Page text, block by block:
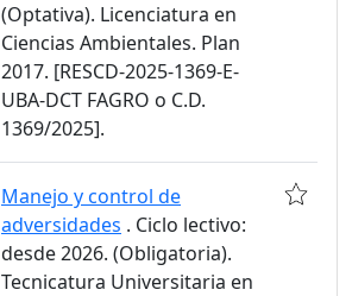
(Optativa). Licenciatura en
Ciencias Ambientales. Plan
2017. [RESCD-2025-1369-E-
UBA-DCT FAGRO o C.D.
1369/2025].
Manejo y control de
adversidades . Ciclo lectivo:
desde 2026. (Obligatoria).
Tecnicatura Universitaria en